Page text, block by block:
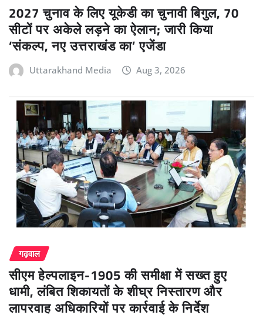
2027 चुनाव के लिए यूकेडी का चुनावी बिगुल, 70
सीटों पर अकेले लड़ने का ऐलान; जारी किया
‘संकल्प, नए उत्तराखंड का’ एजेंडा
Uttarakhand Media Aug 3, 2026
गढ़वाल
सीएम हेल्पलाइन-1905 की समीक्षा में सख्त हुए
धामी, लंबित शिकायतों के शीघ्र निस्तारण और
लापरवाह अधिकारियों पर कार्रवाई के निर्देश